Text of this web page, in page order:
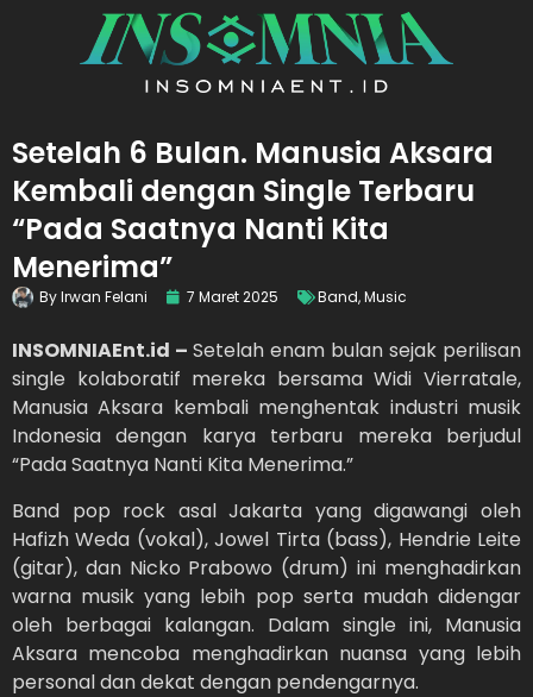
Setelah 6 Bulan. Manusia Aksara
Kembali dengan Single Terbaru
“Pada Saatnya Nanti Kita
Menerima”
ByIrwan Felani 7 Maret 2025 Band,Music
INSOMNIAEnt.id – Setelah enam bulan sejak perilisan
single kolaboratif mereka bersama Widi Vierratale,
Manusia Aksara kembali menghentak industri musik
Indonesia dengan karya terbaru mereka berjudul
“Pada Saatnya Nanti Kita Menerima.”
Band pop rock asal Jakarta yang digawangi oleh
Hafizh Weda (vokal), Jowel Tirta (bass), Hendrie Leite
(gitar), dan Nicko Prabowo (drum) ini menghadirkan
warna musik yang lebih pop serta mudah didengar
oleh berbagai kalangan. Dalam single ini, Manusia
Aksara mencoba menghadirkan nuansa yang lebih
personal dan dekat dengan pendengarnya.